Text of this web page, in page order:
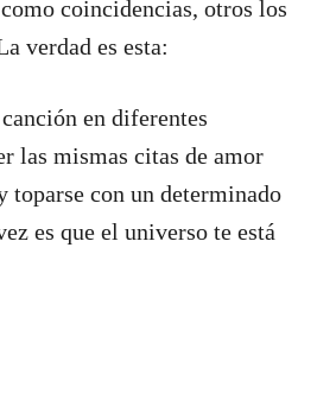
coincidencias, otros los
verdad es esta:
en diferentes
las mismas citas de amor
toparse con un determinado
es que el universo te está